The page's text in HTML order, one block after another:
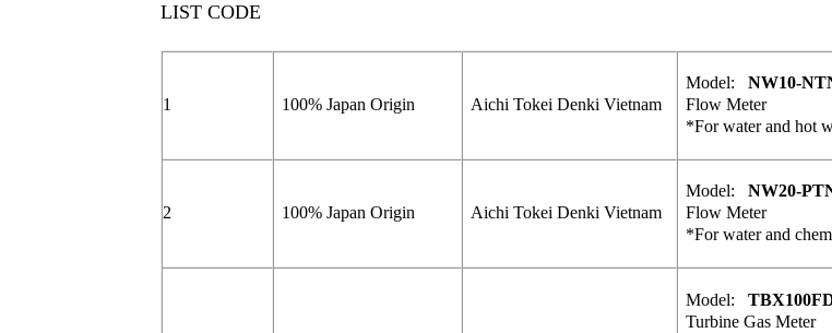
LIST CODE
1 100% Japan Origin Aichi Tokei Denki Vietnam
Model:
NW10-
Flow Meter
*For water and hot
2 100% Japan Origin Aichi Tokei Denki Vietnam
Model:
NW20-
Flow Meter
*For water and
Model:
Turbine Gas Meter